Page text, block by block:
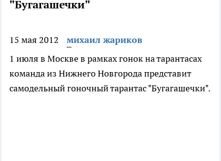
"Бугагашечки"
15 мая 2012
михаил жариков
1 июля в Москве в рамках гонок на тарантасах
команда из Нижнего Новгорода представит
самодельный гоночный тарантас "Бугагашечки".